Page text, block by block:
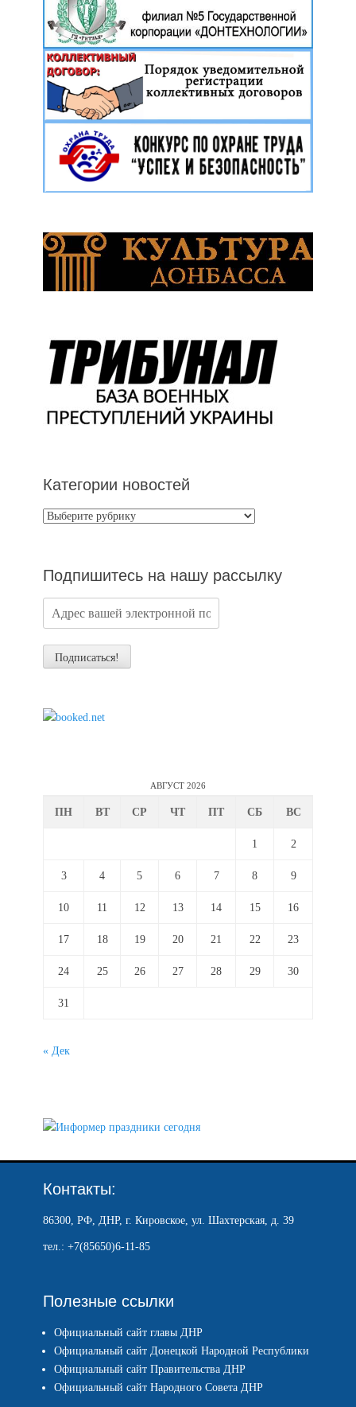
Категории новостей
Категории
Подпишитесь на нашу рассылку
АВГУСТ 2026
ПН ВТ СР ЧТ ПТ СБ ВС
1 2
3 4 5 6 7 8 9
10 11 12 13 14 15 16
17 18 19 20 21 22 23
24 25 26 27 28 29 30
31
« Дек
Контакты:
86300, РФ, ДНР, г. Кировское, ул. Шахтерская, д. 39
тел.: +7(85650)6-11-85
Полезные ссылки
Официальный сайт главы ДНР
Официальный сайт Донецкой Народной Республики
Официальный сайт Правительства ДНР
Официальный сайт Народного Совета ДНР